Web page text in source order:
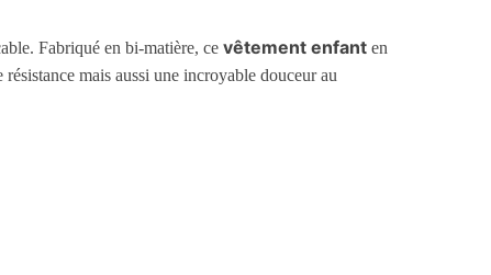
Fabriqué en bi-matière, cevêtement enfant en
mais aussi une incroyable douceur au